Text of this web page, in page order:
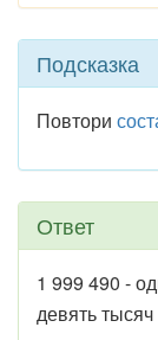
Подсказка
Повтори
Ответ
1 999 490 -
девять